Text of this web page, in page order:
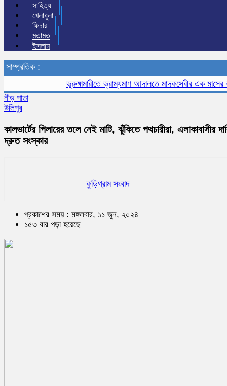
সাহিত্য
খেলাধুলা
ফিচার
মতামত
ইসলাম
সাম্প্রতিক :
ভূরুঙ্গামারীতে ভ্রাম্যমাণ আদালতে মাদকসেবীর এক মাসের
নীড় পাতা
উলিপুর
কালভার্টের পিলারের তলে নেই মাটি, ঝুঁকিতে পথচারীরা, এলাকাবাসীর
দ্রুত সংস্কার
কুড়িগ্রাম সংবাদ
প্রকাশের সময় : মঙ্গলবার, ১১ জুন, ২০২৪
১৫৩ বার পড়া হয়েছে